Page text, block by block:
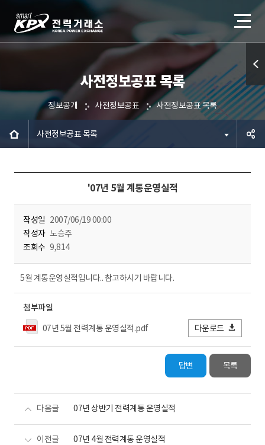
사전정보공표 목록
정보공개 사전정보공표 사전정보공표 목록
사전정보공표 목록
'07년 5월 계통운영실적
작성일 2007/06/19 00:00
작성자 노승주
조회수 9,814
5월 계통운영실적입니다.. 참고하시기 바랍니다.
첨부파일
07년 5월 전력계통 운영실적.pdf
다운로드
답변 목록
다음글 07년 상반기 전력계통 운영실적
이전글 07년 4월 전력계통 운영실적
퀵메
뉴 열
기